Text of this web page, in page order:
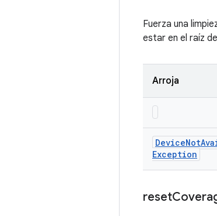
Fuerza una
estar en el raíz
Arroja
DeviceNot
Exception
reset